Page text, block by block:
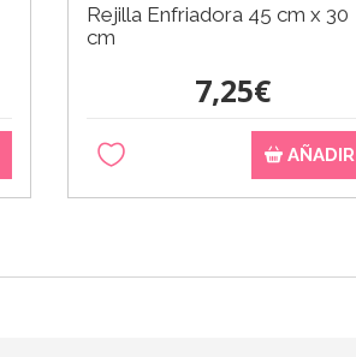
Rejilla Enfriadora 45 cm x 30
cm
7,25€
AÑADIR